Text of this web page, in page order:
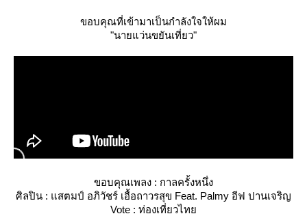
ขอบคุณที่เข้ามาเป็นกำลังใจให้ผม
"นายแว่นขยันเที่ยว"
ขอบคุณเพลง : กาลครั้งหนึ่ง
ศิลปิน : แสตมป์ อภิวัชร์ เอื้อถาวรสุข Feat. Palmy อีฟ ปานเจริญ
Vote : ท่องเที่ยวไท